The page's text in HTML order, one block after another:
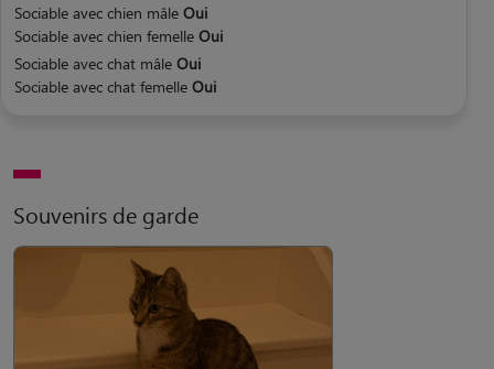
Sociable avec chien mâle Oui
Sociable avec chien femelle Oui
Sociable avec chat mâle Oui
Sociable avec chat femelle Oui
Souvenirs de garde